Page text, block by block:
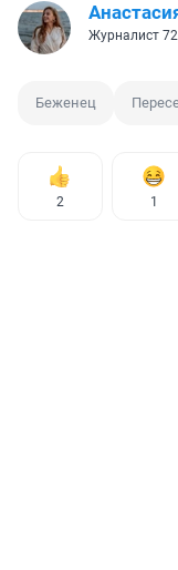
Журналист
Беженец
2 1